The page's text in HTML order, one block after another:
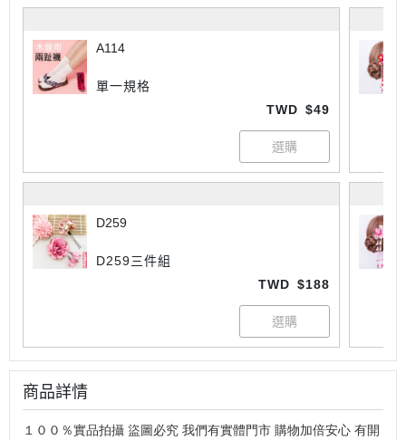
A114
單一規格
TWD $49
D259
D259三件組
TWD $188
商品詳情
１００％實品拍攝 盜圖必究 我們有實體門市 購物加倍安心 有開